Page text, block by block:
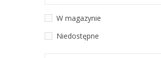
W magazynie
Niedostępne